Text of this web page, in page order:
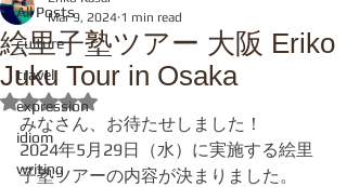
All Posts
culture
travel
expression
idiom
writing
絵里子塾ツアー 大阪 Eriko
Juku Tour in Osaka
Mar 9, 2024 1 min read
Rated NaN out of 5 stars.
みなさん、お待たせしました！
2024年5月29日（水）に実施する絵里
子塾ツアーの内容が決まりました。